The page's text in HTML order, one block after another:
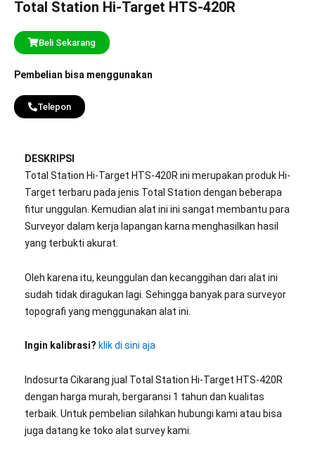
Total Station Hi-Target HTS-420R
Beli Sekarang
Pembelian bisa menggunakan
Telepon
DESKRIPSI
Total Station Hi-Target HTS-420R ini merupakan produk Hi-
Target terbaru pada jenis Total Station dengan beberapa
fitur unggulan. Kemudian alat ini ini sangat membantu para
Surveyor dalam kerja lapangan karna menghasilkan hasil
yang terbukti akurat.
Oleh karena itu, keunggulan dan kecanggihan dari alat ini
sudah tidak diragukan lagi. Sehingga banyak para surveyor
topografi yang menggunakan alat ini.
Ingin kalibrasi? klik di sini aja
Indosurta Cikarang jual Total Station Hi-Target HTS-420R
dengan harga murah, bergaransi 1 tahun dan kualitas
terbaik. Untuk pembelian silahkan hubungi kami atau bisa
juga datang ke toko alat survey kami.